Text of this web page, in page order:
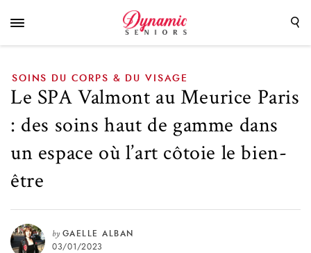
de gamme dans un espace où l’art côtoie le bien-
SOINS DU CORPS & DU VISAGE
Le SPA Valmont au Meurice Paris
: des soins haut de gamme dans
un espace où l’art côtoie le bien-
être
by GAELLE ALBAN
03/01/2023